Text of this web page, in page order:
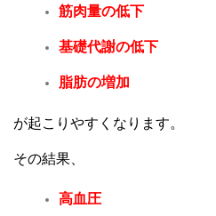
筋肉量の低下
基礎代謝の低下
脂肪の増加
が起こりやすくなります。
その結果、
高血圧